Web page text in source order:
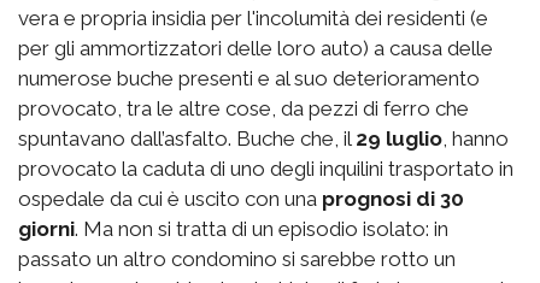
vera e propria insidia per l'incolumità dei residenti (e
per gli ammortizzatori delle loro auto) a causa delle
numerose buche presenti e al suo deterioramento
provocato, tra le altre cose, da pezzi di ferro che
spuntavano dall’asfalto. Buche che, il 29 luglio , hanno
provocato la caduta di uno degli inquilini trasportato in
ospedale da cui è uscito con una prognosi di 30
giorni. Ma non si tratta di un episodio isolato: in
passato un altro condomino si sarebbe rotto un